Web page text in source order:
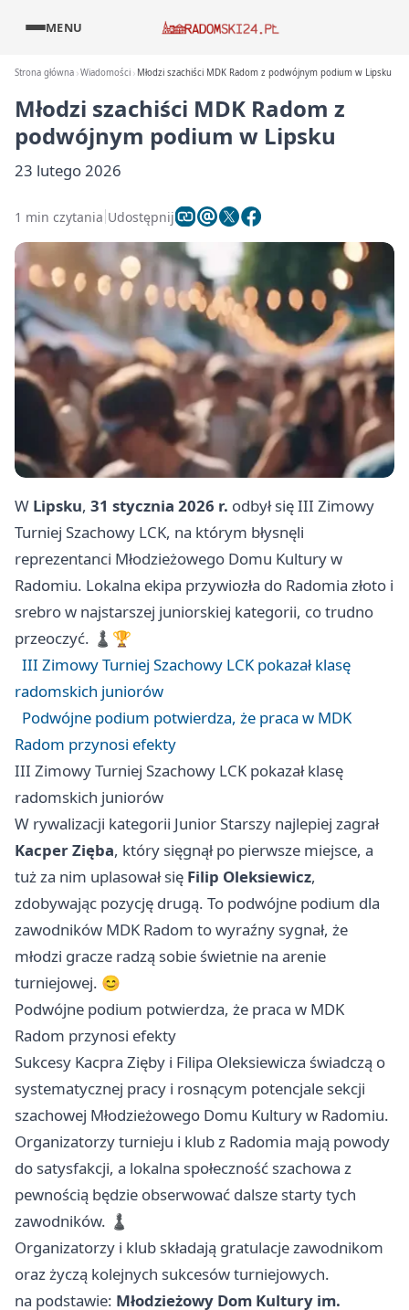
MENU
Strona główna Wiadomości Młodzi szachiści MDK Radom z podwójnym podium w Lipsku
Młodzi szachiści MDK Radom z
podwójnym podium w Lipsku
23 lutego 2026
1 min czytania Udostępnij
W Lipsku, 31 stycznia 2026 r. odbył się III Zimowy
Turniej Szachowy LCK, na którym błysnęli
reprezentanci Młodzieżowego Domu Kultury w
Radomiu. Lokalna ekipa przywiozła do Radomia złoto i
srebro w najstarszej juniorskiej kategorii, co trudno
przeoczyć. ♟️🏆
III Zimowy Turniej Szachowy LCK pokazał klasę
radomskich juniorów
Podwójne podium potwierdza, że praca w MDK
Radom przynosi efekty
III Zimowy Turniej Szachowy LCK pokazał klasę
radomskich juniorów
W rywalizacji kategorii Junior Starszy najlepiej zagrał
Kacper Zięba, który sięgnął po pierwsze miejsce, a
tuż za nim uplasował się Filip Oleksiewicz,
zdobywając pozycję drugą. To podwójne podium dla
zawodników MDK Radom to wyraźny sygnał, że
młodzi gracze radzą sobie świetnie na arenie
turniejowej. 😊
Podwójne podium potwierdza, że praca w MDK
Radom przynosi efekty
Sukcesy Kacpra Zięby i Filipa Oleksiewicza świadczą o
systematycznej pracy i rosnącym potencjale sekcji
szachowej Młodzieżowego Domu Kultury w Radomiu.
Organizatorzy turnieju i klub z Radomia mają powody
do satysfakcji, a lokalna społeczność szachowa z
pewnością będzie obserwować dalsze starty tych
zawodników. ♟️
Organizatorzy i klub składają gratulacje zawodnikom
oraz życzą kolejnych sukcesów turniejowych.
na podstawie: Młodzieżowy Dom Kultury im.